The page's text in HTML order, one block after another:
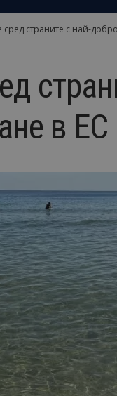
сред страните с най-
в ЕС